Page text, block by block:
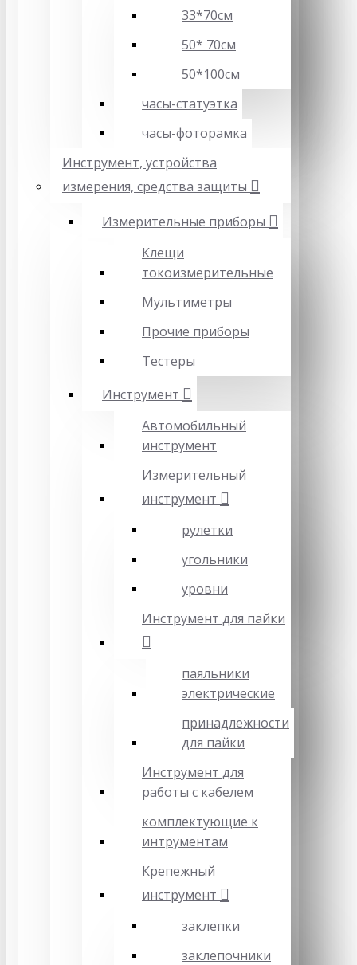
33*70см
50* 70см
50*100см
часы-статуэтка
часы-фоторамка
Инструмент, устройства
измерения, средства защиты
Измерительные приборы
Клещи
токоизмерительные
Мультиметры
Прочие приборы
Тестеры
Инструмент
Автомобильный
инструмент
Измерительный
инструмент
рулетки
угольники
уровни
Инструмент для пайки
паяльники
электрические
принадлежности
для пайки
Инструмент для
работы с кабелем
комплектующие к
интрументам
Крепежный
инструмент
заклепки
заклепочники